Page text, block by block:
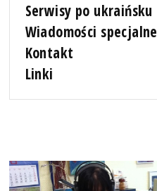
Serwisy po ukraińsku
Wiadomości specjalne
Kontakt
Linki